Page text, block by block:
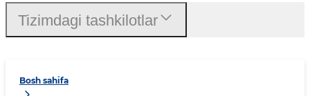
Bosh sahifa
Tizimdagi tashkilotlar